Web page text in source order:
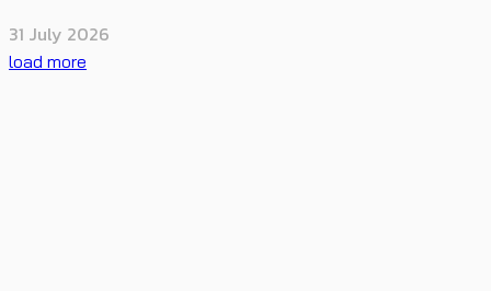
31 July 2026
load more